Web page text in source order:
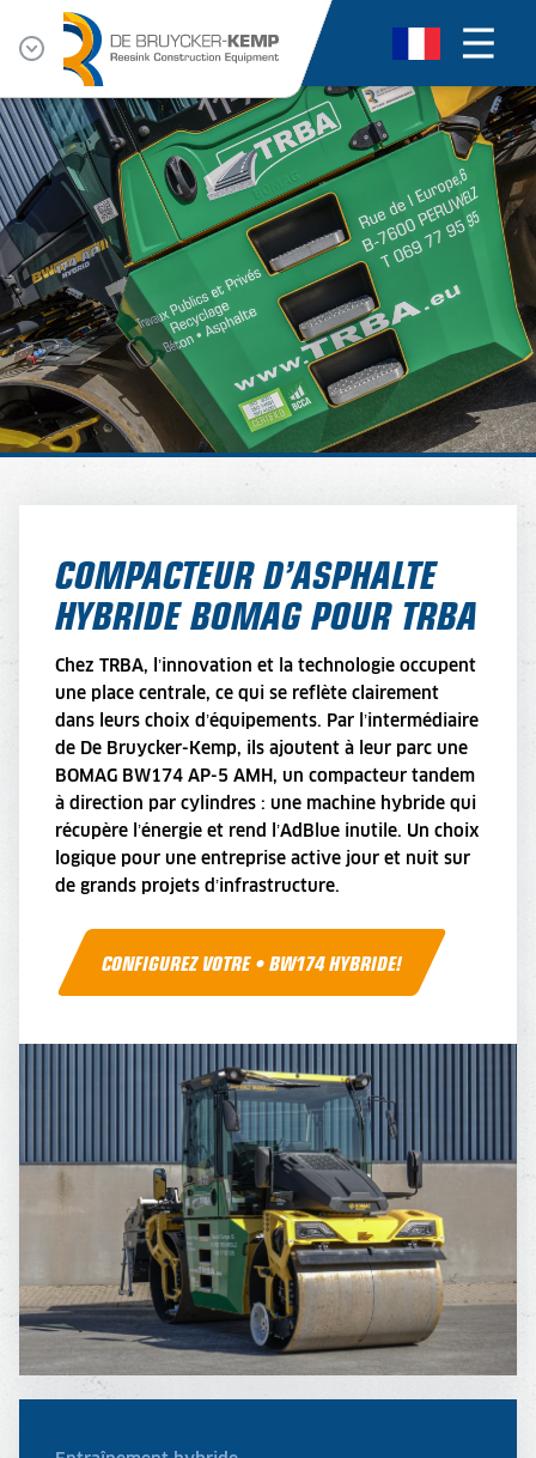
COMPACTEUR D’ASPHALTE
HYBRIDE BOMAG POUR TRBA
Chez TRBA, l’innovation et la technologie occupent
une place centrale, ce qui se reflète clairement
dans leurs choix d’équipements. Par l’intermédiaire
de De Bruycker-Kemp, ils ajoutent à leur parc une
BOMAG BW174 AP-5 AMH, un compacteur tandem
à direction par cylindres : une machine hybride qui
récupère l’énergie et rend l’AdBlue inutile. Un choix
logique pour une entreprise active jour et nuit sur
de grands projets d’infrastructure.
CONFIGUREZ VOTRE • BW174 HYBRIDE!